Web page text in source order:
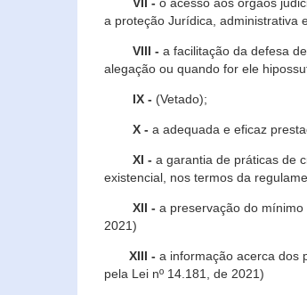
a proteção Jurídica, administrativa
VIII - a facilitação da defesa
alegação ou quando for ele
IX - (Vetado);
X - a adequada e eficaz
XI - a garantia de práticas de
existencial, nos termos da
XII - a preservação do
2021)
XIII - a informação acerca
pela Lei nº 14.181, de 2021)